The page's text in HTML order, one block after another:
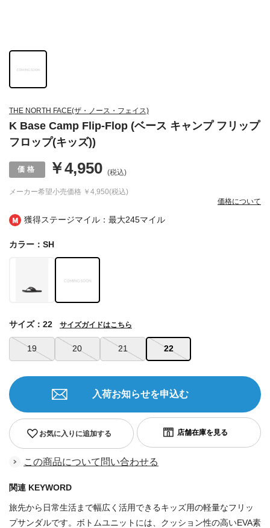
獲得ステージマイル：最大245マイル
THE NORTH FACE(ザ・ノース・フェイス)
K Base Camp Flip-Flop (ベース キャンプ フリップ
フロップ(キッズ))
メーカー希望小売価格 ￥4,950(税込)
￥4,950 (税込)
価格について
カラー：SH
19 20 21 22
サイズ：22 サイズガイドはこちら
お気に入りに追加する
入荷お知らせを申込む
この商品について問い合わせる
関連 KEYWORD
旅先から日常生活まで幅広く活用できるキッズ用の軽量なフリッ
プサンダルです。ボトムユニットには、クッション性の高いEVA素